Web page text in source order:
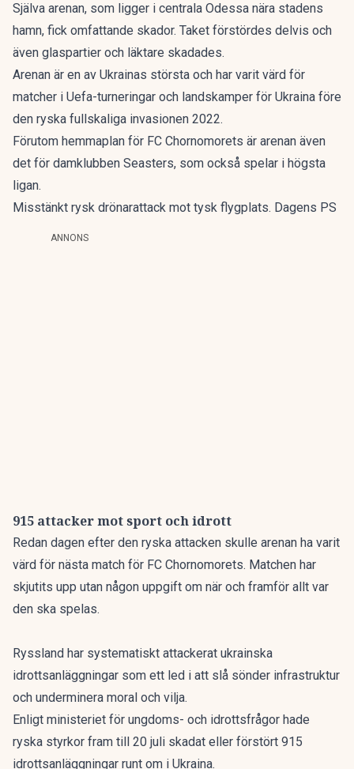
Själva arenan, som ligger i centrala Odessa nära stadens
hamn, fick omfattande skador. Taket förstördes delvis och
även glaspartier och läktare skadades.
Arenan är en av Ukrainas största och har varit värd för
matcher i Uefa-turneringar och landskamper för Ukraina före
den ryska fullskaliga invasionen 2022.
Förutom hemmaplan för FC Chornomorets är arenan även
det för damklubben Seasters, som också spelar i högsta
ligan.
Misstänkt rysk drönarattack mot tysk flygplats. Dagens PS
ANNONS
915 attacker mot sport och idrott
Redan dagen efter den ryska attacken skulle arenan ha varit
värd för nästa match för FC Chornomorets. Matchen har
skjutits upp utan någon uppgift om när och framför allt var
den ska spelas.
Ryssland har systematiskt attackerat ukrainska
idrottsanläggningar som ett led i att slå sönder infrastruktur
och underminera moral och vilja.
Enligt ministeriet för ungdoms- och idrottsfrågor hade
ryska styrkor fram till 20 juli skadat eller förstört 915
idrottsanläggningar runt om i Ukraina.